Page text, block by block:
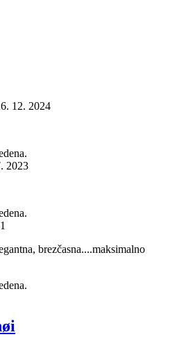
12. 2024
2023
brezčasna....maksimalno